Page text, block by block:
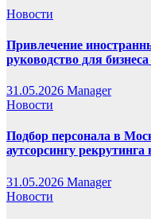
Новости
Привлечение
руководство для
31.05.2026 Manager
Новости
Подбор персонала в
аутсорсингу рекрутинга
31.05.2026 Manager
Новости